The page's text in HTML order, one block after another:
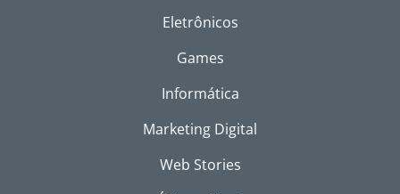
Eletrônicos
Games
Informática
Marketing Digital
Web Stories